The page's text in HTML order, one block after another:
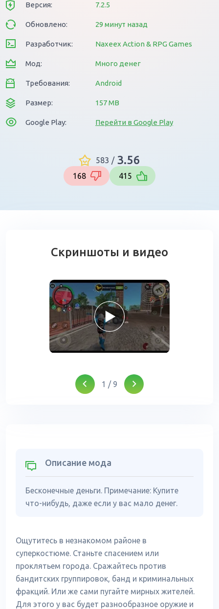
Версия: 7.2.5
Обновлено: 29 минут назад
Разработчик: Naxeex Action & RPG Games
Мод: Много денег
Требования: Android
Размер: 157 MB
Google Play: Перейти в Google Play
583 / 3.56
168 415
Скриншоты и видео
1 / 9
Описание мода
Бесконечные деньги. Примечание: Купите
что-нибудь, даже если у вас мало денег.
Ощутитесь в незнакомом районе в
суперкостюме. Станьте спасением или
проклятьем города. Сражайтесь против
бандитских группировок, банд и криминальных
фракций. Или же сами пугайте мирных жителей.
Для этого у вас будет разнообразное оружие и